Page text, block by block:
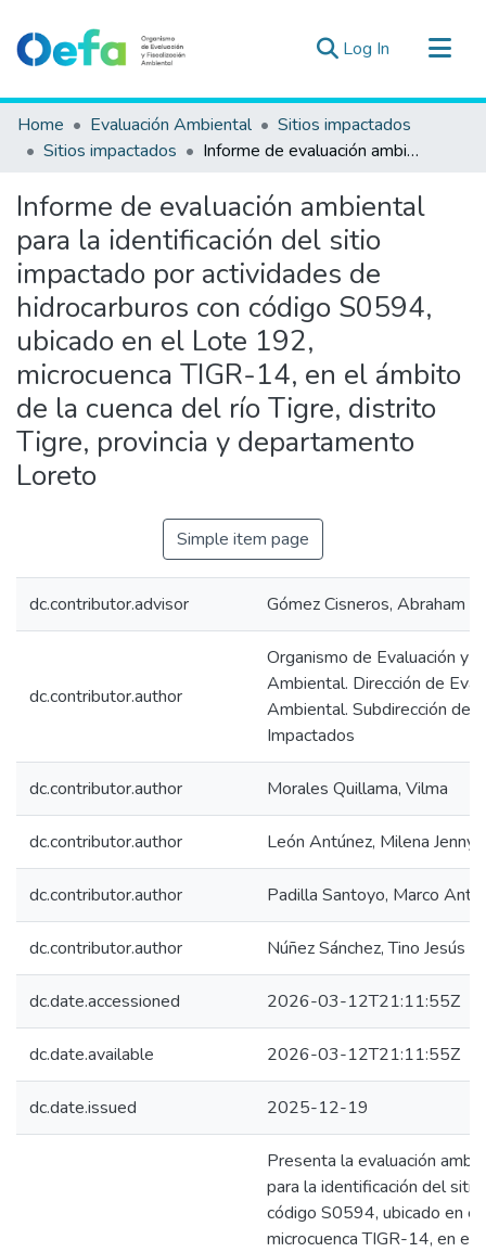
Log In (current)
Communities & Collections
All of DSpace
Estad. Externas
Guias ▾
Home Evaluación Ambiental
Sitios impactados
Sitios impactados
Informe de evaluación ambiental para la identificación del sitio impactado por actividades de hidrocarburos con código S0594, ubicado en el Lote 192, microcuenca TIGR-14, en el ámbito de la cuenca del río Tigre, distrito Tigre, provincia y departamento Loreto
Informe de evaluación ambiental
para la identificación del sitio
impactado por actividades de
hidrocarburos con código S0594,
ubicado en el Lote 192,
microcuenca TIGR-14, en el ámbito
de la cuenca del río Tigre, distrito
Tigre, provincia y departamento
Loreto
Simple item page
dc.contributor.advisor Gómez Cisneros, Abraham
dc.contributor.author
Organismo de Evaluación y
Ambiental. Dirección de
Ambiental. Subdirección de
Impactados
dc.contributor.author Morales Quillama, Vilma
dc.contributor.author León Antúnez, Milena Jenny
dc.contributor.author Padilla Santoyo, Marco
dc.contributor.author Núñez Sánchez, Tino Jesús
dc.date.accessioned 2026-03-12T21:11:55Z
dc.date.available 2026-03-12T21:11:55Z
dc.date.issued 2025-12-19
Presenta la evaluación
para la identificación del
código S0594, ubicado en
microcuenca TIGR-14, en el